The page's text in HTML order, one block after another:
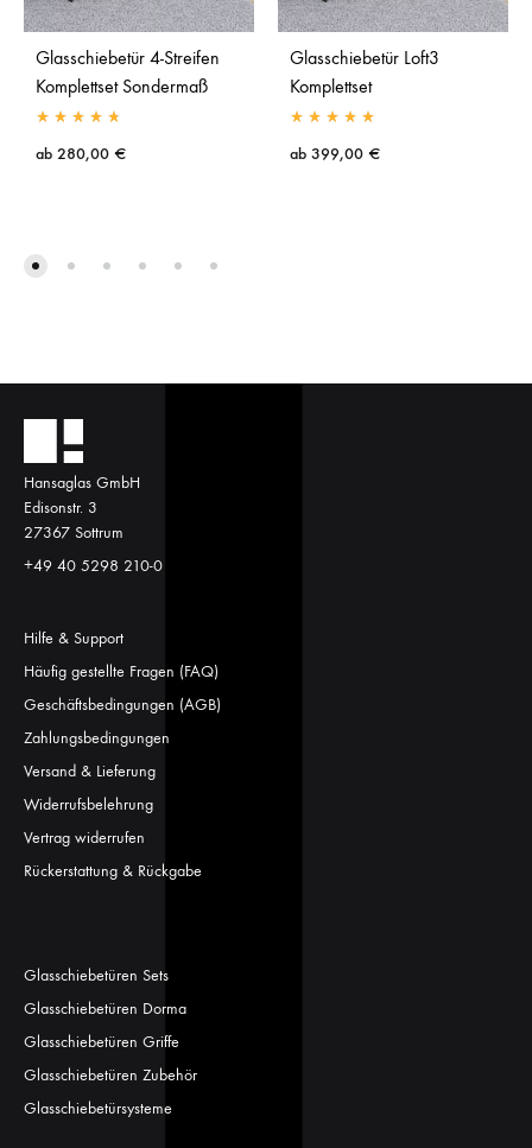
Glasschiebetür 4-Streifen
Komplettset Sondermaß
ab 280,00 €
Glasschiebetür Loft3
Komplettset
ab 399,00 €
Hansaglas GmbH
Edisonstr. 3
27367 Sottrum
+49 40 5298 210-0
Hilfe & Support
Häufig gestellte Fragen (FAQ)
Geschäftsbedingungen (AGB)
Zahlungsbedingungen
Versand & Lieferung
Widerrufsbelehrung
Vertrag widerrufen
Rückerstattung & Rückgabe
Glasschiebetüren Sets
Glasschiebetüren Dorma
Glasschiebetüren Griffe
Glasschiebetüren Zubehör
Glasschiebetürsysteme